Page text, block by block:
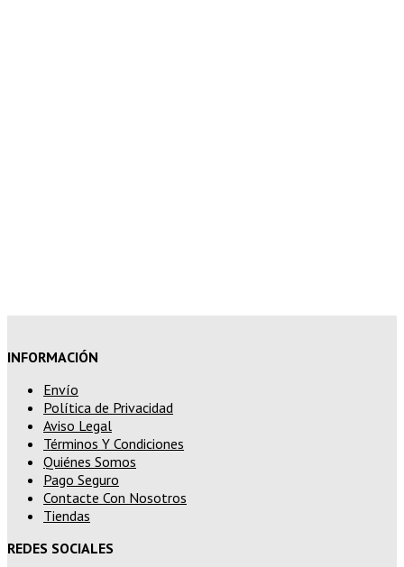
INFORMACIÓN
Envío
Política de Privacidad
Aviso Legal
Términos Y Condiciones
Quiénes Somos
Pago Seguro
Contacte Con Nosotros
Tiendas
REDES SOCIALES